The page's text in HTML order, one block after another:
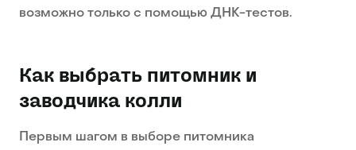
возможно только с помощью ДНК-тестов.
Как выбрать питомник и
заводчика колли
Первым шагом в выборе питомника